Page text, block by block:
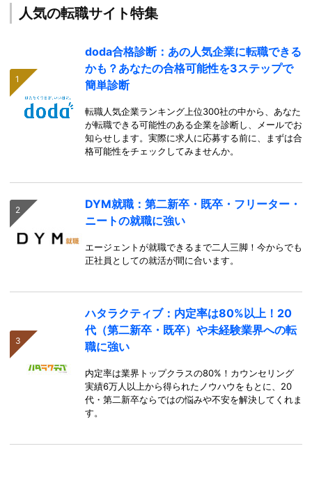
人気の転職サイト特集
doda合格診断：あの人気企業に転職できる
かも？あなたの合格可能性を3ステップで
簡単診断
転職人気企業ランキング上位300社の中から、あなた
が転職できる可能性のある企業を診断し、メールでお
知らせします。実際に求人に応募する前に、まずは合
格可能性をチェックしてみませんか。
DYM就職：第二新卒・既卒・フリーター・
ニートの就職に強い
エージェントが就職できるまで二人三脚！今からでも
正社員としての就活が間に合います。
ハタラクティブ：内定率は80%以上！20
代（第二新卒・既卒）や未経験業界への転
職に強い
内定率は業界トップクラスの80%！カウンセリング
実績6万人以上から得られたノウハウをもとに、20
代・第二新卒ならではの悩みや不安を解決してくれま
す。